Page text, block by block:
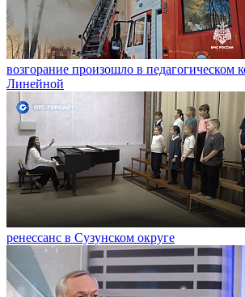
возгорание произошло в педагогическом
Линейной
ренессанс в Сузунском округе